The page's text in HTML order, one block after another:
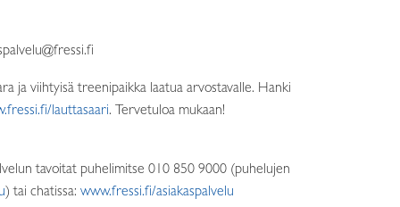
ja viihtyisä treenipaikka laatua arvostavalle. Hanki
lauttasaari. Tervetuloa mukaan!
tavoitat puhelimitse 010 850 9000 (puhelujen
) tai chatissa: www.fressi.fi/asiakaspalvelu